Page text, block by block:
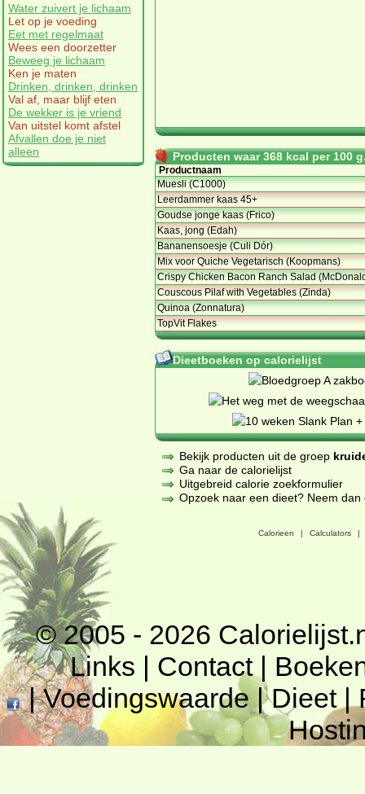
Water zuivert je lichaam
Let op je voeding
Eet met regelmaat
Wees een doorzetter
Beweeg je lichaam
Ken je maten
Drinken, drinken, drinken
Val af, maar blijf eten
De wekker is je vriend
Van uitstel komt afstel
Afvallen doe je niet
alleen
Producten waar 368 kcal per 100
Productnaam
Muesli (C1000)
Leerdammer kaas 45+
Goudse jonge kaas (Frico)
Kaas, jong (Edah)
Bananensoesje (Culi Dór)
Mix voor Quiche Vegetarisch (Koopmans)
Crispy Chicken Bacon Ranch Salad
Couscous Pilaf with Vegetables (Zinda)
Quinoa (Zonnatura)
TopVit Flakes
Dieetboeken op calorielijst
Bekijk producten uit de groep
Ga naar de calorielijst
Uitgebreid calorie zoekformulier
Opzoek naar een dieet? Neem
Calorieen | Calculators |
© 2005 - 2026
Links | Contact|
|Voedingswaarde|Dieet|